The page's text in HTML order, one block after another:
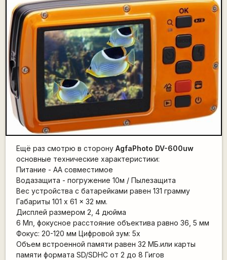
Ещё раз смотрю в сторону AgfaPhoto DV-600uw
основные технические характеристики:
Питание - AA совместимое
Водазащита - погружение 10м / Пылезащита
Вес устройства с батарейками равен 131 грамму
Габариты 101 x 61 x 32 мм.
Дисплей размером 2, 4 дюйма
6 Мп, фокусное расстояние объектива равно 36, 5 мм
Фокус: 20-120 мм Цифровой зум: 5х
Объем встроенной памяти равен 32 МБ.или карты
памяти формата SD/SDHC от 2 до 8 Гигов